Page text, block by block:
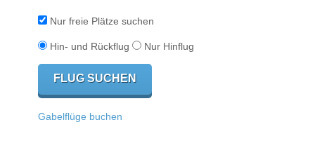
Nur freie Plätze suchen
Hin- und Rückflug Nur Hinflug
Gabelflüge buchen